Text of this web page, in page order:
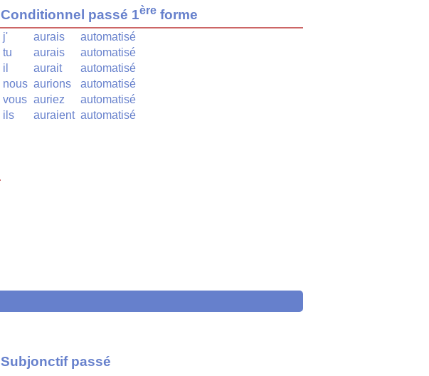
Conditionnel passé 1ère forme
j' aurais
automatisé
tu
aurais
automatisé
il
aurait
automatisé
nous aurions
automatisé
vous auriez
automatisé
ils
auraient automatisé
Subjonctif passé